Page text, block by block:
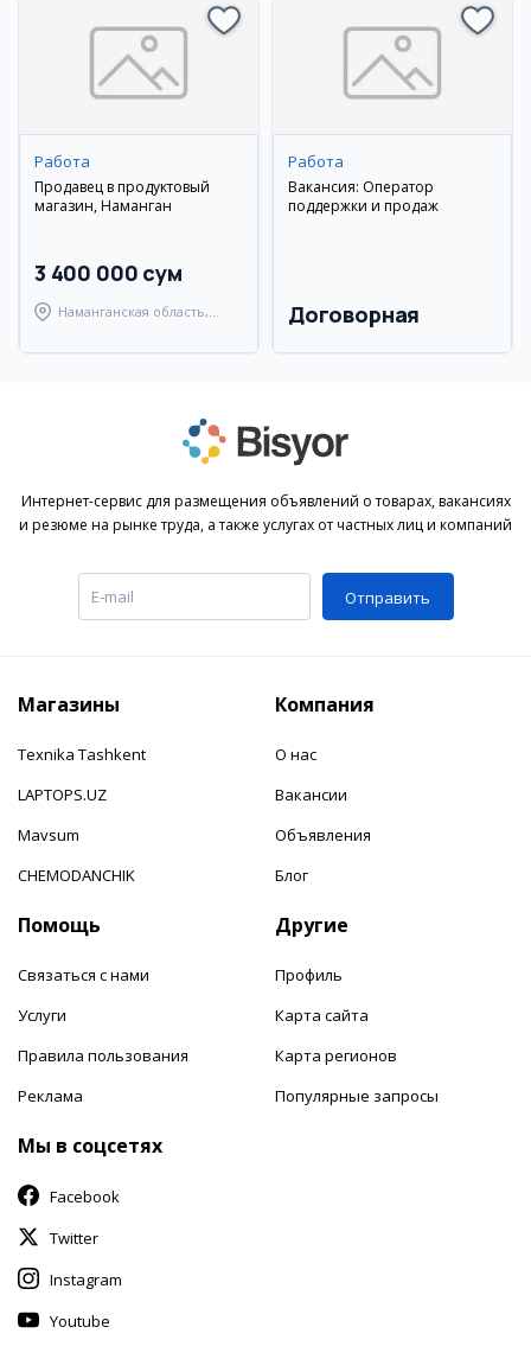
Работа
Продавец в продуктовый
магазин, Наманган
3 400 000 сум
Наманганская область,
Работа
Вакансия: Оператор
поддержки и продаж
Договорная
Интернет-сервис для размещения объявлений о товарах, вакансиях
и резюме на рынке труда, а также услугах от частных лиц и компаний
Отправить
Магазины
Texnika Tashkent
LAPTOPS.UZ
Mavsum
CHEMODANCHIK
Компания
О нас
Вакансии
Объявления
Блог
Помощь
Связаться с нами
Услуги
Правила пользования
Реклама
Другие
Профиль
Карта сайта
Карта регионов
Популярные запросы
Мы в соцсетях
Facebook
Twitter
Instagram
Youtube